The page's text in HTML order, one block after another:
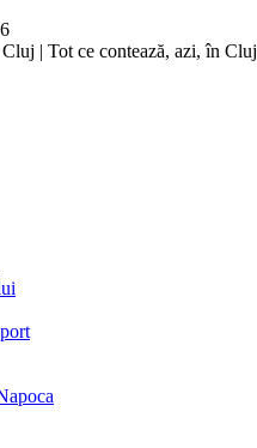
| Tot ce contează, azi, în